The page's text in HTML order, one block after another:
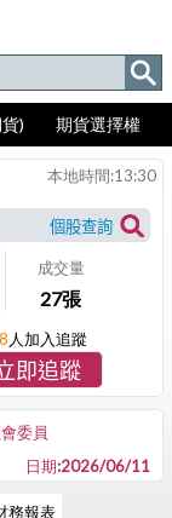
) 期貨選擇權
成交量
27張
本地時間:13:30
人加入追蹤
即追蹤
委員
日期:2026/06/11
務報表